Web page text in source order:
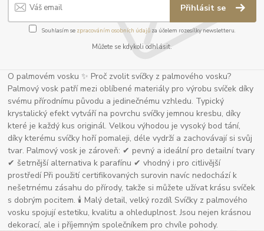
Přihlásit se
Souhlasím se zpracováním osobních údajůza účelem rozesílky newsletteru.
Můžete se kdykoli odhlásit.
O palmovém vosku ✨ Proč zvolit svíčky z palmového vosku?
Palmový vosk patří mezi oblíbené materiály pro výrobu svíček díky
svému přírodnímu původu a jedinečnému vzhledu. Typický
krystalický efekt vytváří na povrchu svíčky jemnou kresbu, díky
které je každý kus originál. Velkou výhodou je vysoký bod tání,
díky kterému svíčky hoří pomaleji, déle vydrží a zachovávají si svůj
tvar. Palmový vosk je zároveň: ✔ pevný a ideální pro detailní tvary
✔ šetrnější alternativa k parafínu ✔ vhodný i pro citlivější
prostředí Při použití certifikovaných surovin navíc nedochází k
nešetrnému zásahu do přírody, takže si můžete užívat krásu svíček
s dobrým pocitem. 🕯 Malý detail, velký rozdíl Svíčky z palmového
vosku spojují estetiku, kvalitu a ohleduplnost. Jsou nejen krásnou
dekorací, ale i příjemným společníkem pro chvíle pohody.